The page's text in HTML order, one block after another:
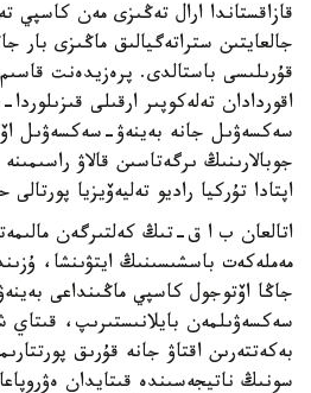
قازاقستاندا ارال تەڭىزى مەن كاسپي
جالعايتىن ستراتەگيالىق ماڭىزى بار
قۇرىلىسى باستالدى. پرەزيدەنت
اقوردادان تەلەكوپىر ارقىلى
سەكسەۋىل جانە بەينەۋ-سەكسەۋىل
جوبالارىنىڭ ىرگەتاسىن قالاۋ
اپتادا تۇركيا راديو تەليەۆيزيا پورتالى
اتالعان ب ا ق-تىڭ كەلتىرگەن
جاڭا اۆتوجول كاسپي ماڭىنداعى
سەكسەۋىلمەن بايلانىستىرىپ، قىتاي
بەكەتتەرىن اقتاۋ جانە قۇرىق
سونىڭ ناتيجەسىندە قىتايدان